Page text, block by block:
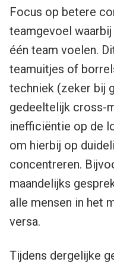
Focus op betere
teamgevoel
één team voelen.
teamuitjes of
techniek (zeker bij
gedeeltelijk cross-
inefficiëntie op de
om hierbij op
concentreren.
maandelijks
alle mensen in het
versa.
Tijdens dergelijke